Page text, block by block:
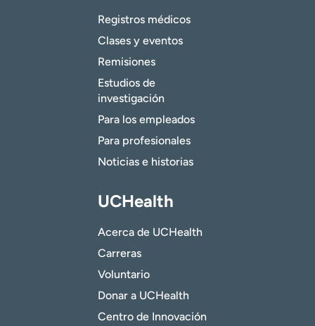
Registros médicos
Clases y eventos
Remisiones
Estudios de
investigación
Para los empleados
Para profesionales
Noticias e historias
UCHealth
Acerca de UCHealth
Carreras
Voluntario
Donar a UCHealth
Centro de Innovación